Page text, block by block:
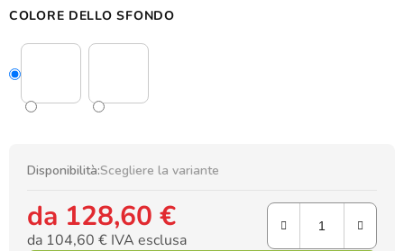
COLORE DELLO SFONDO
Disponibilità:Scegliere la variante
da 128,60 €
da 104,60 € IVA esclusa